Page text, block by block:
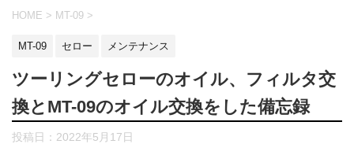
HOME > MT-09 >
MT-09 セロー メンテナンス
ツーリングセローのオイル、フィルタ交
換とMT-09のオイル交換をした備忘録
投稿日： 2022年5月17日